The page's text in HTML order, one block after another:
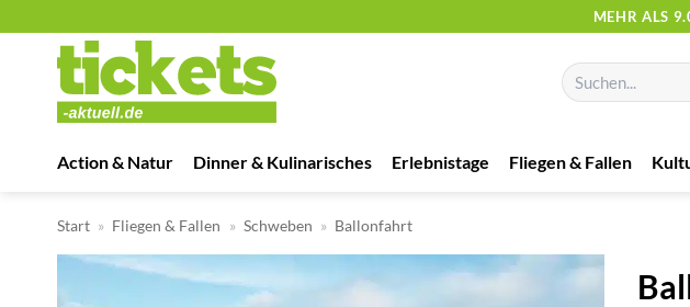
springen
MEHR ALS
Suchen
nach:
Action & Natur Dinner & Kulinarisches Erlebnistage Fliegen & Fallen
Start » Fliegen & Fallen » Schweben » Ballonfahrt